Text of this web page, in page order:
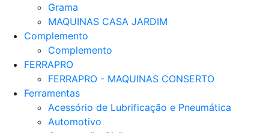
Grama
MAQUINAS CASA JARDIM
Complemento
Complemento
FERRAPRO
FERRAPRO - MAQUINAS CONSERTO
Ferramentas
Acessório de Lubrificação e Pneumática
Automotivo